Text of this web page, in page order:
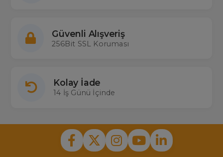
Güvenli Alışveriş
256Bit SSL Koruması
Kolay İade
14 İş Günü İçinde